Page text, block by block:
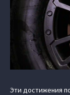
Эти достижения